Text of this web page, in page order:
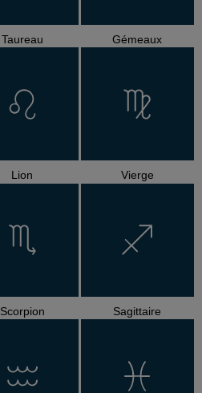
Taureau Gémeaux
Lion Vierge
Scorpion Sagittaire